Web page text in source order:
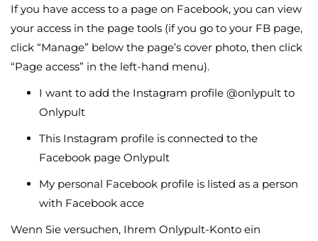
If you have access to a page on Facebook, you can view
your access in the page tools (if you go to your FB page,
click “Manage” below the page’s cover photo, then click
“Page access” in the left-hand menu).
I want to add the Instagram profile @onlypult to
Onlypult
This Instagram profile is connected to the
Facebook page Onlypult
My personal Facebook profile is listed as a person
with Facebook acce
Wenn Sie versuchen, Ihrem Onlypult-Konto ein